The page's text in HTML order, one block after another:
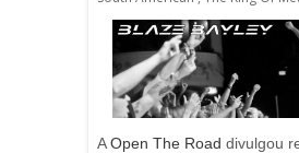
AOpen The Road divulgou